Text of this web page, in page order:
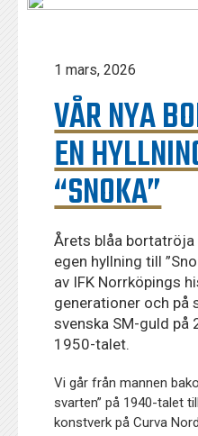
1 mars, 2026
VÅR NYA
EN
“SNOKA”
Årets blåa bortatröja
egen hyllning till
av IFK Norrköpings
generationer och på
svenska SM-guld på
1950-talet.
Vi går från mannen
svarten” på 1940-talet
konstverk på Curva